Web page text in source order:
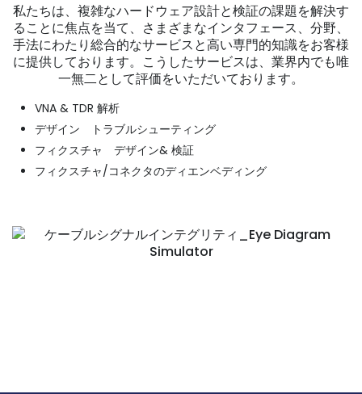
私たちは、複雑なハードウェア設計と検証の課題を解決す
ることに焦点を当て、さまざまなインタフェース、分野、
手法にわたり総合的なサービスと高い専門的知識をお客様
に提供しております。こうしたサービスは、業界内でも唯
一無二として評価をいただいております。
VNA & TDR 解析
デザイン トラブルシューティング
フィクスチャ デザイン& 検証
フィクスチャ/コネクタのディエンベディング